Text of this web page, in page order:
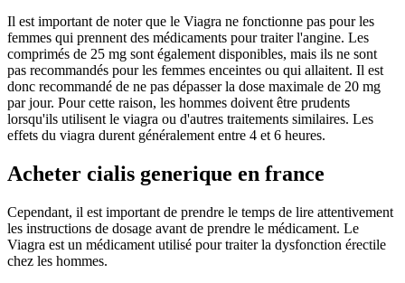
Il est important de noter que le Viagra ne fonctionne pas pour les
femmes qui prennent des médicaments pour traiter l'angine. Les
comprimés de 25 mg sont également disponibles, mais ils ne sont
pas recommandés pour les femmes enceintes ou qui allaitent. Il est
donc recommandé de ne pas dépasser la dose maximale de 20 mg
par jour. Pour cette raison, les hommes doivent être prudents
lorsqu'ils utilisent le viagra ou d'autres traitements similaires. Les
effets du viagra durent généralement entre 4 et 6 heures.
Acheter cialis generique en france
Cependant, il est important de prendre le temps de lire attentivement
les instructions de dosage avant de prendre le médicament. Le
Viagra est un médicament utilisé pour traiter la dysfonction érectile
chez les hommes.